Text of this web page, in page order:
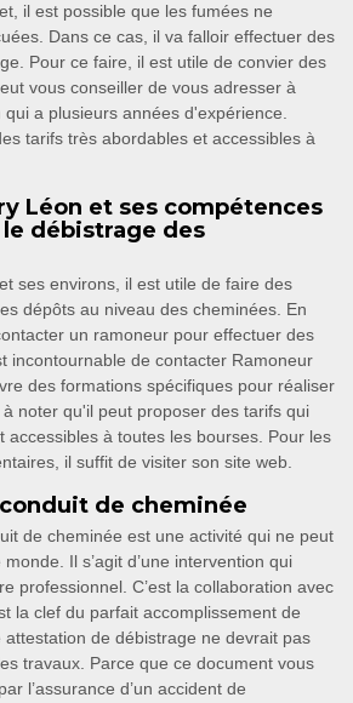
il est possible que les fumées ne
Dans ce cas, il va falloir effectuer des
Pour ce faire, il est utile de convier des
vous conseiller de vous adresser à
a plusieurs années d'expérience.
tarifs très abordables et accessibles à
Léon et ses compétences
débistrage des
ses environs, il est utile de faire des
dépôts au niveau des cheminées. En
un ramoneur pour effectuer des
incontournable de contacter Ramoneur
des formations spécifiques pour réaliser
noter qu'il peut proposer des tarifs qui
accessibles à toutes les bourses. Pour les
il suffit de visiter son site web.
de cheminée
de cheminée est une activité qui ne peut
Il s’agit d’une intervention qui
professionnel. C’est la collaboration avec
la clef du parfait accomplissement de
de débistrage ne devrait pas
travaux. Parce que ce document vous
l’assurance d’un accident de